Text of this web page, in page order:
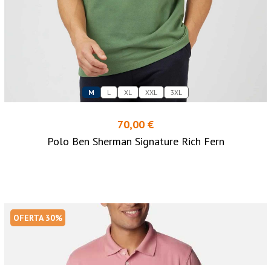
M L XL XXL 3XL
70,00 €
Polo Ben Sherman Signature Rich Fern
OFERTA 30%